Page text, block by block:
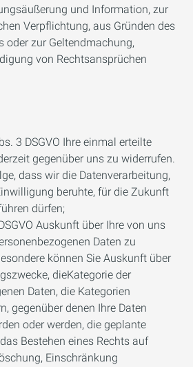
und Information, zur
Verpflichtung, aus Gründen des
oder zur Geltendmachung,
von Rechtsansprüchen
3 DSGVO Ihre einmal erteilte
gegenüber uns zu widerrufen.
dass wir die Datenverarbeitung,
beruhte, für die Zukunft
dürfen;
Auskunft über Ihre von uns
Daten zu
können Sie Auskunft über
dieKategorie der
Daten, die Kategorien
gegenüber denen Ihre Daten
oder werden, die geplante
Bestehen eines Rechts auf
Einschränkung